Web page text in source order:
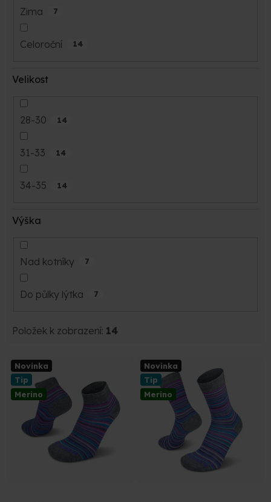
Zima 7
Celoroční 14
Velikost
28-30 14
31-33 14
34-35 14
Výška
Nad kotníky 7
Do půlky lýtka 7
Položek k zobrazení: 14
V
ý
p
Novinka
Tip
Merino
Novinka
Tip
Merino